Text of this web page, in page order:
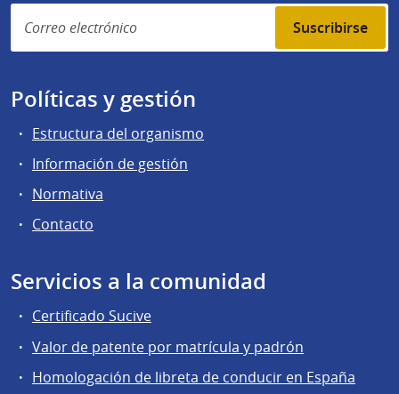
Suscribirse
Políticas y gestión
Estructura del organismo
Información de gestión
Normativa
Contacto
Servicios a la comunidad
Certificado Sucive
Valor de patente por matrícula y padrón
Homologación de libreta de conducir en España